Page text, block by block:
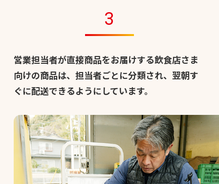
3
営業担当者が直接商品をお届けする飲食店さま
向けの商品は、担当者ごとに分類され、翌朝す
ぐに配送できるようにしています。